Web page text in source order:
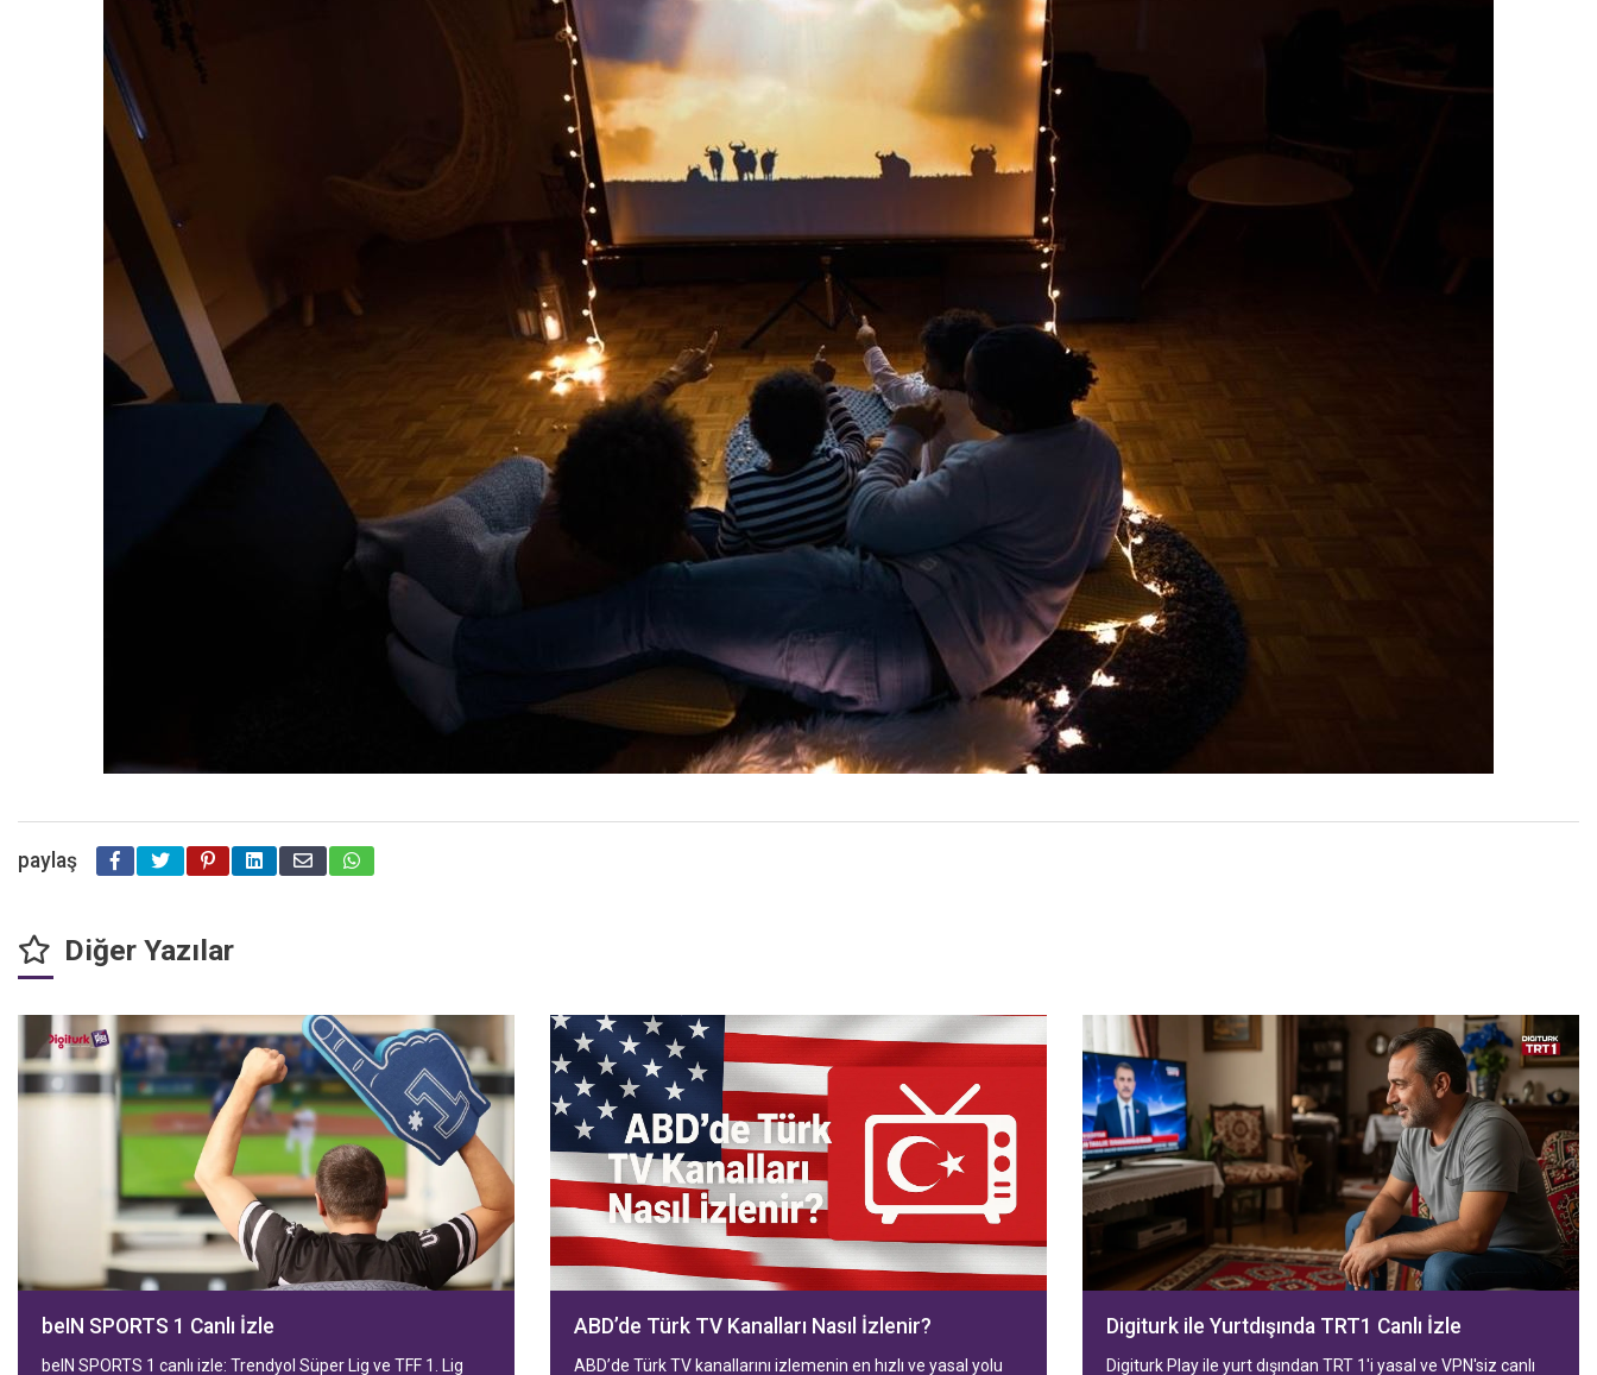
paylaş
Diğer Yazılar
beIN SPORTS 1 Canlı İzle
beIN SPORTS 1 canlı izle: Trendyol Süper Lig ve TFF 1. Lig
ABD’de Türk TV Kanalları Nasıl İzlenir?
ABD’de Türk TV kanallarını izlemenin en hızlı ve yasal yolu
Digiturk ile Yurtdışında TRT1 Canlı İzle
Digiturk Play ile yurt dışından TRT 1'i yasal ve VPN'siz canlı